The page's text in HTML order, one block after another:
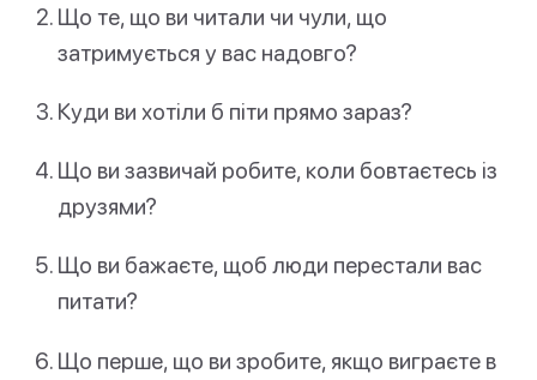
Що те, що ви читали чи чули, що
затримується у вас надовго?
Куди ви хотіли б піти прямо зараз?
Що ви зазвичай робите, коли бовтаєтесь із
друзями?
Що ви бажаєте, щоб люди перестали вас
питати?
Що перше, що ви зробите, якщо виграєте в